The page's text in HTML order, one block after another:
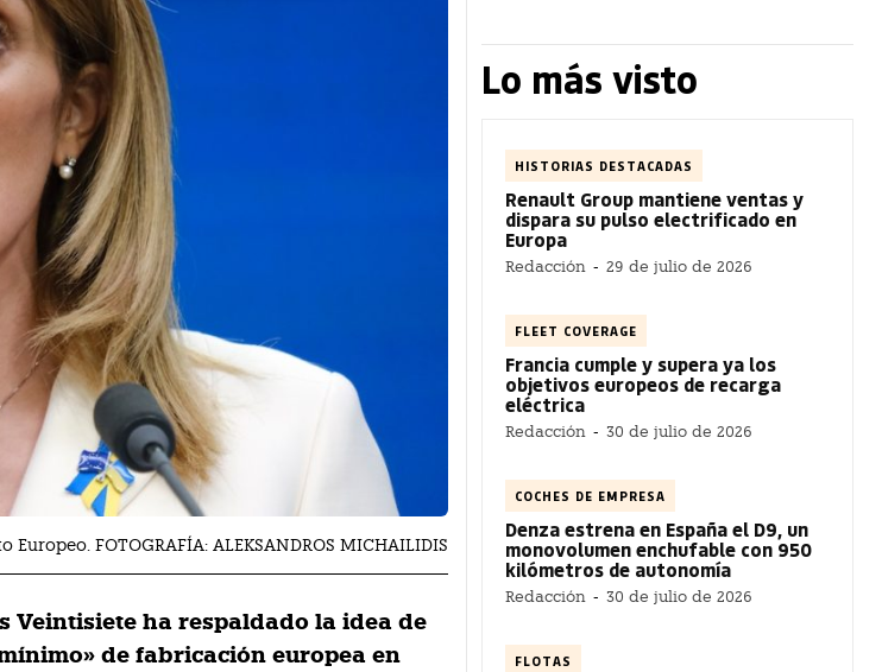
FOTOGRAFÍA: ALEKSANDROS MICHAILIDIS
Veintisiete ha respaldado la idea de
de fabricación europea en
Lo más visto
HISTORIAS DESTACADAS
Renault Group mantiene ventas y
dispara su pulso electrificado en
Europa
Redacción - 29 de julio de 2026
FLEET COVERAGE
Francia cumple y supera ya los
objetivos europeos de recarga
eléctrica
Redacción - 30 de julio de 2026
COCHES DE EMPRESA
Denza estrena en España el D9, un
monovolumen enchufable con 950
kilómetros de autonomía
Redacción - 30 de julio de 2026
FLOTAS